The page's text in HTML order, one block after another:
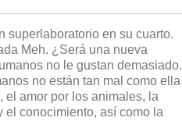
superlaboratorio en su cuarto.
Meh. ¿Será una nueva
no le gustan demasiado.
no están tan mal como ella
el amor por los animales, la
conocimiento, así como la